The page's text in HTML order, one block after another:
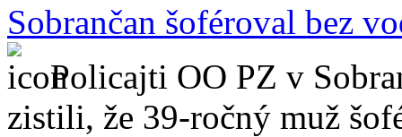
Sobrančan šoféroval bez
Policajti OO PZ v
zistili, že 39-ročný muž